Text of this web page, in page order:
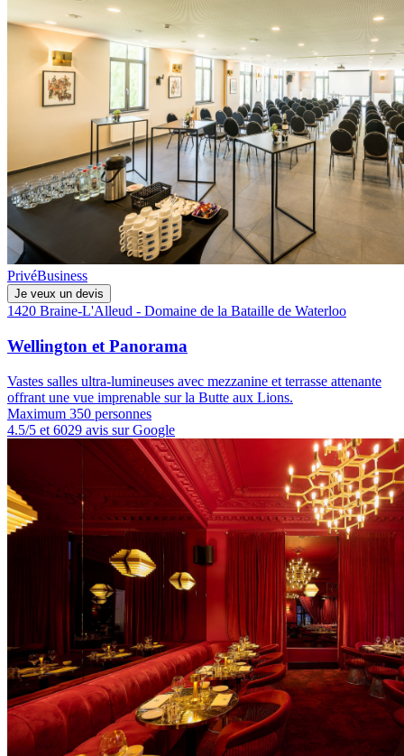
PrivéBusiness
Je veux un devis
1420 Braine-L'Alleud - Domaine de la Bataille de Waterloo
Wellington et Panorama
Vastes salles ultra-lumineuses avec mezzanine et terrasse attenante
offrant une vue imprenable sur la Butte aux Lions.
Maximum 350 personnes
4.5/5 et 6029 avis sur Google